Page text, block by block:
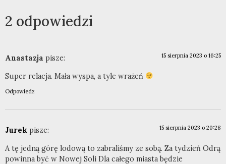
2 odpowiedzi
Anastazja pisze: 15 sierpnia 2023 o 16:25
Super relacja. Mała wyspa, a tyle wrażeń
Odpowiedz
Jurek pisze: 15 sierpnia 2023 o 20:28
A tę jedną górę lodową to zabraliśmy ze sobą. Za tydzień Odrą
powinna być w Nowej Soli Dla całego miasta będzie